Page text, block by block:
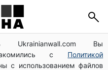
Ukrainianwall.com Вы
с Политикой
с использованием файлов